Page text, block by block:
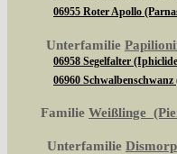
06955 Roter Apollo
Unterfamilie
06958 Segelfalter
06960
Familie Weißlinge
Unterfamilie